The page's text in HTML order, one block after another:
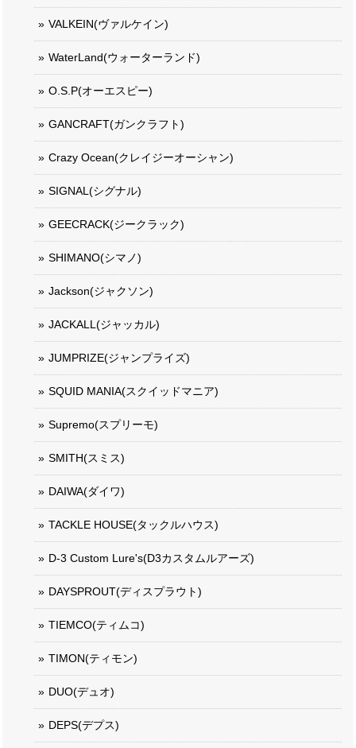
VALKEIN(ヴァルケイン)
WaterLand(ウォーターランド)
O.S.P(オーエスピー)
GANCRAFT(ガンクラフト)
Crazy Ocean(クレイジーオーシャン)
SIGNAL(シグナル)
GEECRACK(ジークラック)
SHIMANO(シマノ)
Jackson(ジャクソン)
JACKALL(ジャッカル)
JUMPRIZE(ジャンプライズ)
SQUID MANIA(スクイッドマニア)
Supremo(スプリーモ)
SMITH(スミス)
DAIWA(ダイワ)
TACKLE HOUSE(タックルハウス)
D-3 Custom Lure's(D3カスタムルアーズ)
DAYSPROUT(ディスプラウト)
TIEMCO(ティムコ)
TIMON(ティモン)
DUO(デュオ)
DEPS(デプス)